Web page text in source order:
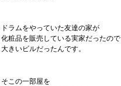
ドラムをやっていた友達の家が
化粧品を販売している実家だったので
大きいビルだったんです。
そこの一部屋を